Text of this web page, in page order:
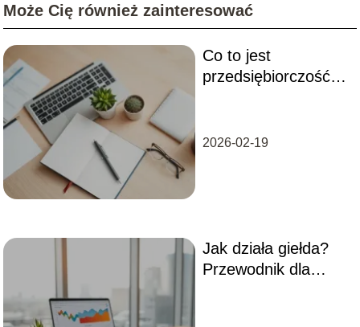
Może Cię również zainteresować
Co to jest
przedsiębiorczość?
2026-02-19
Jak działa giełda?
Przewodnik dla